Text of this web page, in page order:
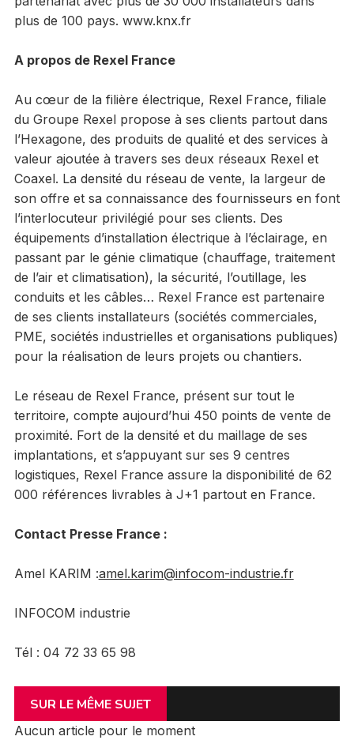
plus de 100 pays. www.knx.fr
A propos de Rexel France
Au cœur de la filière électrique, Rexel France, filiale
du Groupe Rexel propose à ses clients partout dans
l’Hexagone, des produits de qualité et des services à
valeur ajoutée à travers ses deux réseaux Rexel et
Coaxel. La densité du réseau de vente, la largeur de
son offre et sa connaissance des fournisseurs en font
l’interlocuteur privilégié pour ses clients. Des
équipements d’installation électrique à l’éclairage, en
passant par le génie climatique (chauffage, traitement
de l’air et climatisation), la sécurité, l’outillage, les
conduits et les câbles… Rexel France est partenaire
de ses clients installateurs (sociétés commerciales,
PME, sociétés industrielles et organisations publiques)
pour la réalisation de leurs projets ou chantiers.
Le réseau de Rexel France, présent sur tout le
territoire, compte aujourd’hui 450 points de vente de
proximité. Fort de la densité et du maillage de ses
implantations, et s’appuyant sur ses 9 centres
logistiques, Rexel France assure la disponibilité de 62
000 références livrables à J+1 partout en France.
Contact Presse France :
Amel KARIM :amel.karim@infocom-industrie.fr
INFOCOM industrie
Tél : 04 72 33 65 98
SUR LE MÊME SUJET
Aucun article pour le moment